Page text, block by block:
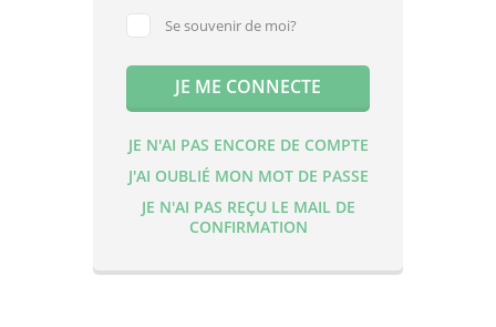
Se souvenir de moi?
JE N'AI PAS ENCORE DE COMPTE
J'AI OUBLIÉ MON MOT DE PASSE
JE N'AI PAS REÇU LE MAIL DE
CONFIRMATION